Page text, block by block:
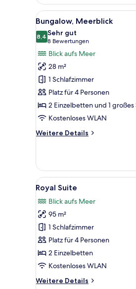
Land
View
Alle
Fotos
für
Bungalow,
Meerblick
anzeigen
5
Bungalow, Meerblick
8,48,4 von 10
Sehr gut
8 Bewertungen
(8
Bewertungen)
Blick aufs Meer
28 m²
1 Schlafzimmer
Platz für 4 Personen
2 Einzelbetten und 1 großes
Kostenloses WLAN
Weitere Details
Weitere
Meerblick
Alle
Fotos
für
Royal
Suite
anzeigen
6
Royal Suite
Blick aufs Meer
95 m²
1 Schlafzimmer
Platz für 4 Personen
2 Einzelbetten
Kostenloses WLAN
Weitere Details
Weitere